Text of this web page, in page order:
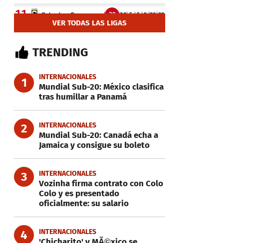
VER TODAS LAS LIGAS
TRENDING
1 INTERNACIONALES
Mundial Sub-20: México clasifica
tras humillar a Panamá
2 INTERNACIONALES
Mundial Sub-20: Canadá echa a
Jamaica y consigue su boleto
3 INTERNACIONALES
Vozinha firma contrato con Colo
Colo y es presentado
oficialmente: su salario
4 INTERNACIONALES